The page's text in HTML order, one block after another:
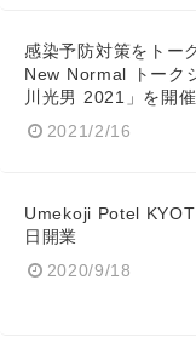
感染予防対策をトー
New Normal トー
川光男 2021」を開催
2021/2/16
Umekoji Potel
日開業
2020/9/18